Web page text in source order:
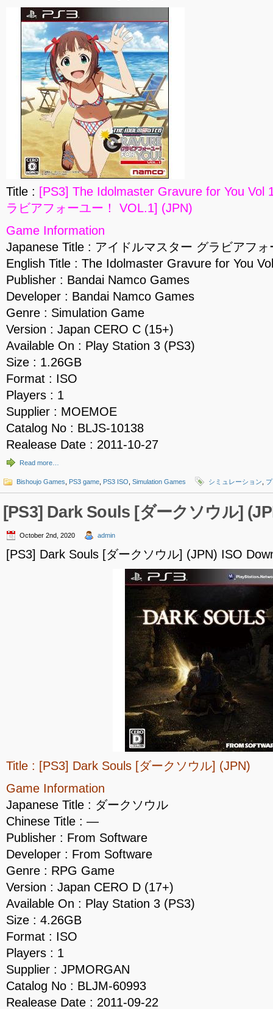
Title : [PS3] The Idolmaster Gravure for You Vol
ラビアフォーユー！ VOL.1] (JPN)
Game Information
Japanese Title : アイドルマスター グラビアフ
English Title : The Idolmaster Gravure for You
Publisher : Bandai Namco Games
Developer : Bandai Namco Games
Genre : Simulation Game
Version : Japan CERO C (15+)
Available On : Play Station 3 (PS3)
Size : 1.26GB
Format : ISO
Players : 1
Supplier : MOEMOE
Catalog No : BLJS-10138
Realease Date : 2011-10-27
Read more…
Bishoujo Games PS3 game PS3 ISO Simulation Games シミュレーション
[PS3] Dark Souls [ダークソウル]
October 2nd, 2020 admin
[PS3] Dark Souls [ダークソウル] (JPN) ISO
Title : [PS3] Dark Souls [ダークソウル] (JPN)
Game Information
Japanese Title : ダークソウル
Chinese Title : —
Publisher : From Software
Developer : From Software
Genre : RPG Game
Version : Japan CERO D (17+)
Available On : Play Station 3 (PS3)
Size : 4.26GB
Format : ISO
Players : 1
Supplier : JPMORGAN
Catalog No : BLJM-60993
Realease Date : 2011-09-22